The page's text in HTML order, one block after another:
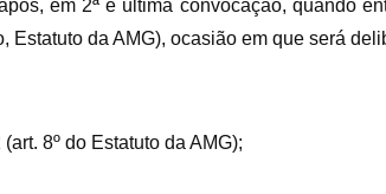
em 2ª e última convocação, quando
da AMG), ocasião em que será
8º do Estatuto da AMG);